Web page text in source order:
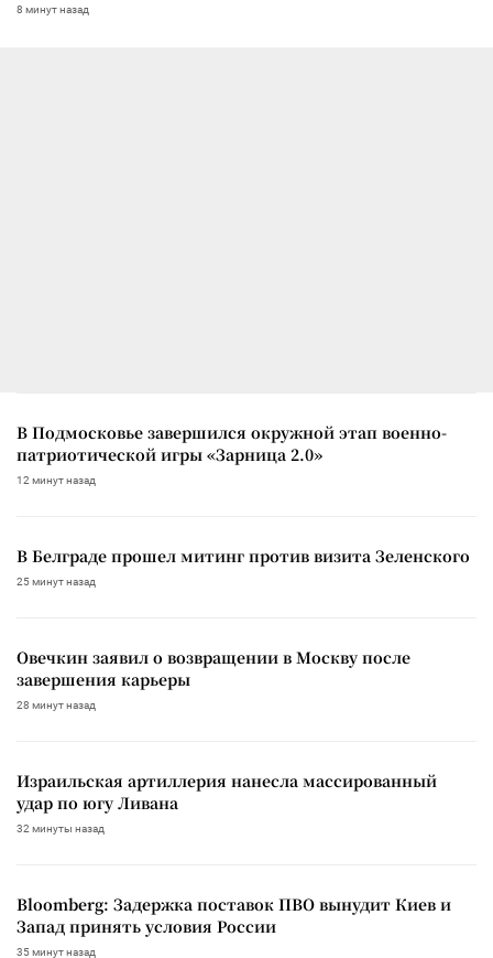
8 минут назад
В Подмосковье завершился окружной этап военно-
патриотической игры «Зарница 2.0»
12 минут назад
В Белграде прошел митинг против визита Зеленского
25 минут назад
Овечкин заявил о возвращении в Москву после
завершения карьеры
28 минут назад
Израильская артиллерия нанесла массированный
удар по югу Ливана
32 минуты назад
Bloomberg: Задержка поставок ПВО вынудит Киев и
Запад принять условия России
35 минут назад